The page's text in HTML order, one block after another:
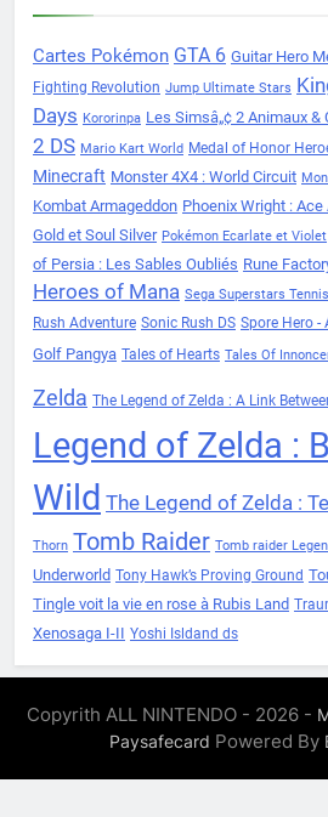
Cartes Pokémon GTA 6 Guitar Hero
Fighting Revolution Jump Ultimate Stars
Days Kororinpa Les Simsâ„¢ 2 Animaux &
2 DS Mario Kart World Medal of Honor
Minecraft Monster 4X4 : World Circuit
Kombat Armageddon Phoenix Wright : Ace
Gold et Soul Silver Pokémon Ecarlate et Violet
of Persia : Les Sables Oubliés Rune
Heroes of Mana Sega Superstars Tennis
Rush Adventure Sonic Rush DS Spore Hero -
Golf Pangya Tales of Hearts Tales Of
Zelda The Legend of Zelda : A Link
Legend of Zelda :
Wild The Legend of Zelda :
Thorn Tomb Raider Tomb raider
Underworld Tony Hawk’s Proving Ground
Tingle voit la vie en rose à Rubis Land
Xenosaga I-II Yoshi Isldand ds
Copyrith ALL NINTENDO - 2026 -
Paysafecard Powered By